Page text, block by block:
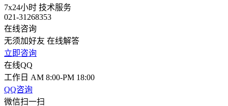
7x24小时 技术服务
021-31268353
在线咨询
无须加好友 在线解答
立即咨询
在线QQ
工作日 AM 8:00-PM 18:00
QQ咨询
微信扫一扫